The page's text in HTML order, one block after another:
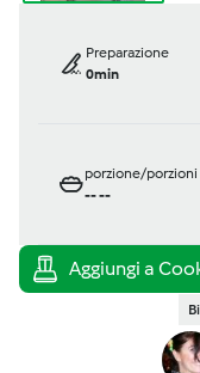
Preparazione
0min
porzione/porzioni
----